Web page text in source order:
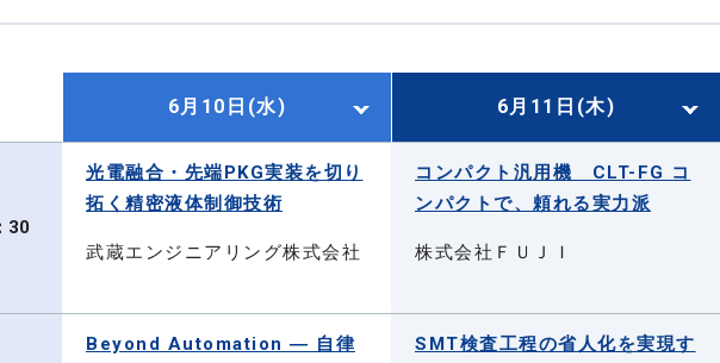
6月10日(水) 6月11日(木)
30
光電融合・先端PKG実装を切り
拓く精密液体制御技術
武蔵エンジニアリング株式会社
コンパクト汎用機 CLT-FG コ
ンパクトで、頼れる実力派
株式会社ＦＵＪＩ
Beyond Automation ― 自律
SMT検査工程の省人化を実現す